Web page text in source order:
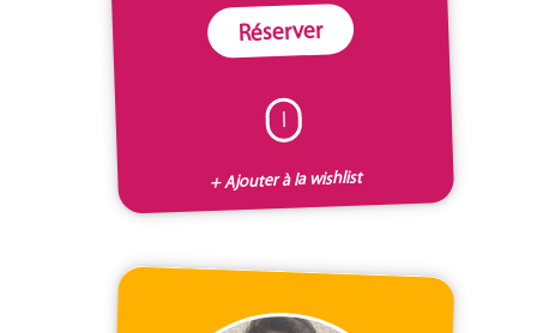
Réserver
I
+ Ajouter à la wishlist